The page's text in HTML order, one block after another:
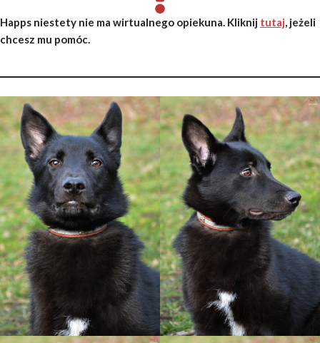
Happs niestety nie ma wirtualnego opiekuna. Kliknij tutaj, jeżeli
chcesz mu pomóc.